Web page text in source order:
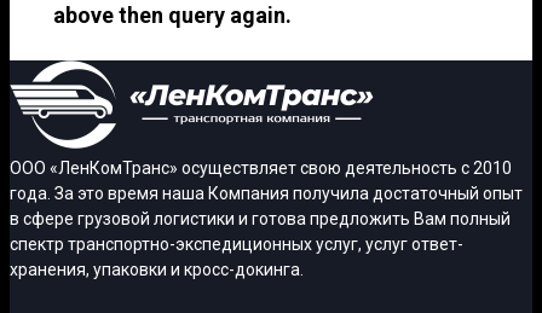
above then query again.
ООО «ЛенКомТранс» осуществляет свою деятельность с 2010
года. За это время наша Компания получила достаточный опыт
в сфере грузовой логистики и готова предложить Вам полный
спектр транспортно-экспедиционных услуг, услуг ответ-
хранения, упаковки и кросс-докинга.